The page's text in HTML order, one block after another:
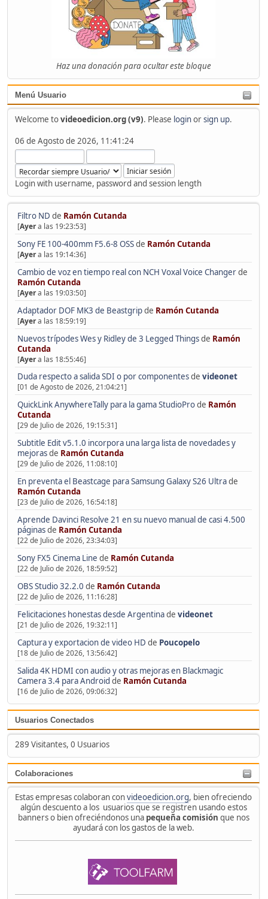
Haz una donación para ocultar este bloque
Menú Usuario
Welcome tovideoedicion.org (v9). Please loginorsign up.
06 de Agosto de 2026, 11:41:24
Login with username, password and session length
Filtro ND de Ramón Cutanda
[Ayera las 19:23:53]
Sony FE 100-400mm F5.6-8 OSSde Ramón Cutanda
[Ayera las 19:14:36]
Cambio de voz en tiempo real con NCH Voxal Voice Changerde
Ramón Cutanda
[Ayera las 19:03:50]
Adaptador DOF MK3 de Beastgripde Ramón Cutanda
[Ayera las 18:59:19]
Nuevos trípodes Wes y Ridley de 3 Legged Thingsde Ramón
Cutanda
[Ayera las 18:55:46]
Duda respecto a salida SDI o por componentesde videonet
[01 de Agosto de 2026, 21:04:21]
QuickLink AnywhereTally para la gama StudioProde Ramón
Cutanda
[29 de Julio de 2026, 19:15:31]
Subtitle Edit v5.1.0 incorpora una larga lista de novedades y
mejorasde Ramón Cutanda
[29 de Julio de 2026, 11:08:10]
En preventa el Beastcage para Samsung Galaxy S26 Ultrade
Ramón Cutanda
[23 de Julio de 2026, 16:54:18]
Aprende Davinci Resolve 21 en su nuevo manual de casi 4.500
páginasde Ramón Cutanda
[22 de Julio de 2026, 23:34:03]
Sony FX5 Cinema Line de Ramón Cutanda
[22 de Julio de 2026, 18:59:52]
OBS Studio 32.2.0 de Ramón Cutanda
[22 de Julio de 2026, 11:16:28]
Felicitaciones honestas desde Argentinade videonet
[21 de Julio de 2026, 19:32:11]
Captura y exportacion de video HD de Poucopelo
[18 de Julio de 2026, 13:56:42]
Salida 4K HDMI con audio y otras mejoras en Blackmagic
Camera 3.4 para Android de Ramón Cutanda
[16 de Julio de 2026, 09:06:32]
Usuarios Conectados
289 Visitantes, 0 Usuarios
Colaboraciones
Estas empresas colaboran convideoedicion.org, bien ofreciendo
algún descuento a los usuarios que se registren usando estos
banners o bien ofreciéndonos una pequeña comisión que nos
ayudará con los gastos de la web.